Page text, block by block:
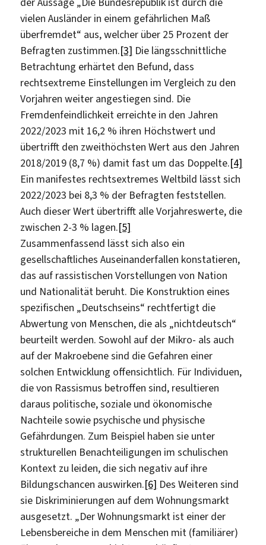
vielen Ausländer in einem gefährlichen Maß
überfremdet“ aus, welcher über 25 Prozent der
Befragten zustimmen.[3] Die längsschnittliche
Betrachtung erhärtet den Befund, dass
rechtsextreme Einstellungen im Vergleich zu den
Vorjahren weiter angestiegen sind. Die
Fremdenfeindlichkeit erreichte in den Jahren
2022/2023 mit 16,2 % ihren Höchstwert und
übertrifft den zweithöchsten Wert aus den Jahren
2018/2019 (8,7 %) damit fast um das Doppelte.[4]
Ein manifestes rechtsextremes Weltbild lässt sich
2022/2023 bei 8,3 % der Befragten feststellen.
Auch dieser Wert übertrifft alle Vorjahreswerte, die
zwischen 2-3 % lagen.[5]
Zusammenfassend lässt sich also ein
gesellschaftliches Auseinanderfallen konstatieren,
das auf rassistischen Vorstellungen von Nation
und Nationalität beruht. Die Konstruktion eines
spezifischen „Deutschseins“ rechtfertigt die
Abwertung von Menschen, die als „nichtdeutsch“
beurteilt werden. Sowohl auf der Mikro- als auch
auf der Makroebene sind die Gefahren einer
solchen Entwicklung offensichtlich. Für Individuen,
die von Rassismus betroffen sind, resultieren
daraus politische, soziale und ökonomische
Nachteile sowie psychische und physische
Gefährdungen. Zum Beispiel haben sie unter
strukturellen Benachteiligungen im schulischen
Kontext zu leiden, die sich negativ auf ihre
Bildungschancen auswirken.[6] Des Weiteren sind
sie Diskriminierungen auf dem Wohnungsmarkt
ausgesetzt. „Der Wohnungsmarkt ist einer der
Lebensbereiche in dem Menschen mit (familiärer)